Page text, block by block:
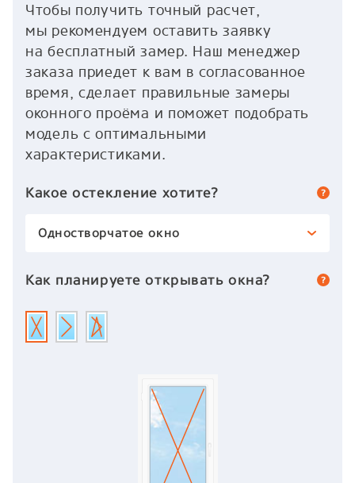
Чтобы получить точный расчет,
мы рекомендуем оставить заявку
на бесплатный замер. Наш менеджер
заказа приедет к вам в согласованное
время, сделает правильные замеры
оконного проёма и поможет подобрать
модель с оптимальными
характеристиками.
Какое остекление хотите?
Одностворчатое окно
Как планируете открывать окна?